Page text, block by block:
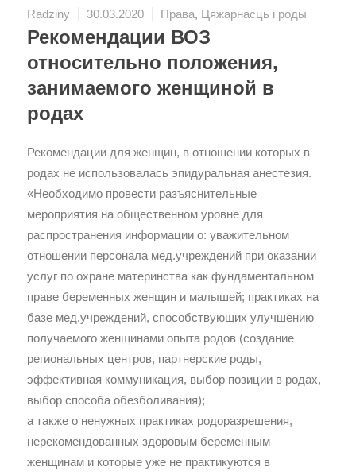
Radziny 30.03.2020 Права, Цяжарнасць і роды
Рекомендации ВОЗ
относительно положения,
занимаемого женщиной в
родах
Рекомендации для женщин, в отношении которых в
родах не использовалась эпидуральная анестезия.
«Необходимо провести разъяснительные
мероприятия на общественном уровне для
распространения информации о: уважительном
отношении персонала мед.учреждений при оказании
услуг по охране материнства как фундаментальном
праве беременных женщин и малышей; практиках на
базе мед.учреждений, способствующих улучшению
получаемого женщинами опыта родов (создание
региональных центров, партнерские роды,
эффективная коммуникация, выбор позиции в родах,
выбор способа обезболивания);
а также о ненужных практиках родоразрешения,
нерекомендованных здоровым беременным
женщинам и которые уже не практикуются в